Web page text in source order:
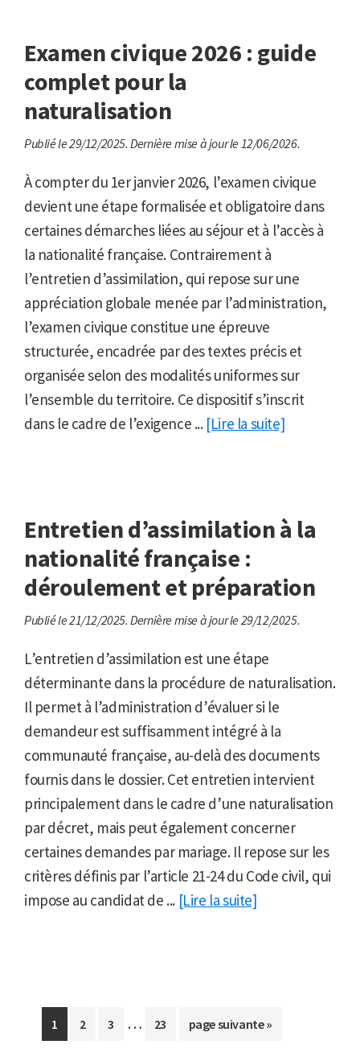
Examen civique 2026 : guide
complet pour la
naturalisation
Publié le 29/12/2025. Dernière mise à jour le 12/06/2026.
À compter du 1er janvier 2026, l’examen civique
devient une étape formalisée et obligatoire dans
certaines démarches liées au séjour et à l’accès à
la nationalité française. Contrairement à
l’entretien d’assimilation, qui repose sur une
appréciation globale menée par l’administration,
l’examen civique constitue une épreuve
structurée, encadrée par des textes précis et
organisée selon des modalités uniformes sur
l’ensemble du territoire. Ce dispositif s’inscrit
dans le cadre de l’exigence ... [Lire la suite]
Entretien d’assimilation à la
nationalité française :
déroulement et préparation
Publié le 21/12/2025. Dernière mise à jour le 29/12/2025.
L’entretien d’assimilation est une étape
déterminante dans la procédure de naturalisation.
Il permet à l’administration d’évaluer si le
demandeur est suffisamment intégré à la
communauté française, au-delà des documents
fournis dans le dossier. Cet entretien intervient
principalement dans le cadre d’une naturalisation
par décret, mais peut également concerner
certaines demandes par mariage. Il repose sur les
critères définis par l’article 21-24 du Code civil, qui
impose au candidat de ... [Lire la suite]
Aller
à
1
Aller
2
Aller
3
Pages
…
Aller
23
Aller
page suivante »